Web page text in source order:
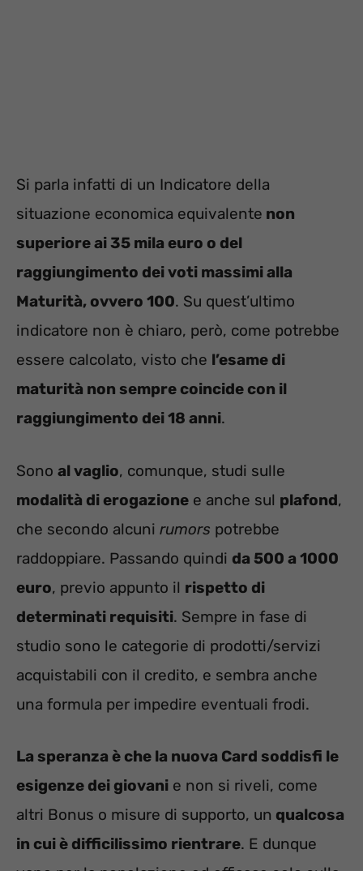
Si parla infatti di un Indicatore della
situazione economica equivalente non
superiore ai 35 mila euro o del
raggiungimento dei voti massimi alla
Maturità, ovvero 100. Su quest’ultimo
indicatore non è chiaro, però, come potrebbe
essere calcolato, visto che l’esame di
maturità non sempre coincide con il
raggiungimento dei 18 anni.
Sono al vaglio, comunque, studi sulle
modalità di erogazione e anche sul plafond,
che secondo alcuni rumors potrebbe
raddoppiare. Passando quindi da 500 a 1000
euro, previo appunto il rispetto di
determinati requisiti. Sempre in fase di
studio sono le categorie di prodotti/servizi
acquistabili con il credito, e sembra anche
una formula per impedire eventuali frodi.
La speranza è che la nuova Card soddisfi le
esigenze dei giovani e non si riveli, come
altri Bonus o misure di supporto, un qualcosa
in cui è difficilissimo rientrare. E dunque